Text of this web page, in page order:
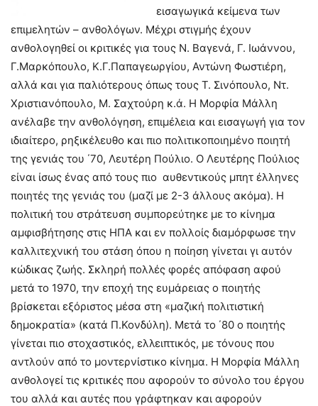
εισαγωγικά κείμενα των
επιμελητών – ανθολόγων. Μέχρι στιγμής έχουν
ανθολογηθεί οι κριτικές για τους Ν. Βαγενά, Γ. Ιωάννου,
Γ.Μαρκόπουλο, Κ.Γ.Παπαγεωργίου, Αντώνη Φωστιέρη,
αλλά και για παλιότερους όπως τους Τ. Σινόπουλο, Ντ.
Χριστιανόπουλο, Μ. Σαχτούρη κ.ά. Η Μορφία Μάλλη
ανέλαβε την ανθολόγηση, επιμέλεια και εισαγωγή για τον
ιδιαίτερο, ρηξικέλευθο και πιο πολιτικοποιημένο ποιητή
της γενιάς του ΄70, Λευτέρη Πούλιο. Ο Λευτέρης Πούλιος
είναι ίσως ένας από τους πιο αυθεντικούς μπητ έλληνες
ποιητές της γενιάς του (μαζί με 2-3 άλλους ακόμα). Η
πολιτική του στράτευση συμπορεύτηκε με το κίνημα
αμφισβήτησης στις ΗΠΑ και εν πολλοίς διαμόρφωσε την
καλλιτεχνική του στάση όπου η ποίηση γίνεται γι αυτόν
κώδικας ζωής. Σκληρή πολλές φορές απόφαση αφού
μετά το 1970, την εποχή της ευμάρειας ο ποιητής
βρίσκεται εξόριστος μέσα στη «μαζική πολιτιστική
δημοκρατία» (κατά Π.Κονδύλη). Μετά το ΄80 ο ποιητής
γίνεται πιο στοχαστικός, ελλειπτικός, με τόνους που
αντλούν από το μοντερνίστικο κίνημα. Η Μορφία Μάλλη
ανθολογεί τις κριτικές που αφορούν το σύνολο του έργου
του αλλά και αυτές που γράφτηκαν και αφορούν